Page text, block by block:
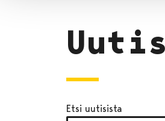
Etsi uutisista